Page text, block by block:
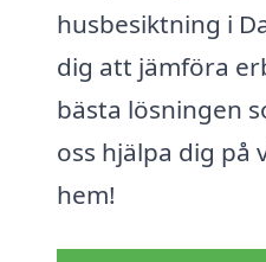
husbesiktning i
dig att jämföra
bästa lösningen
oss hjälpa dig
hem!